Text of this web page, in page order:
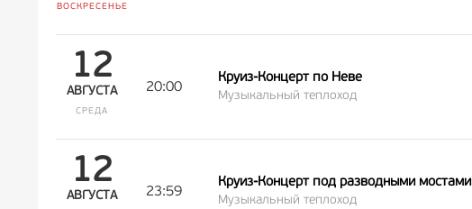
ВОСКРЕСЕНЬЕ
12
АВГУСТА
СРЕДА
20:00
Круиз-Концерт по Неве
Музыкальный теплоход
12
АВГУСТА 23:59
Круиз-Концерт под разводными мостами
Музыкальный теплоход